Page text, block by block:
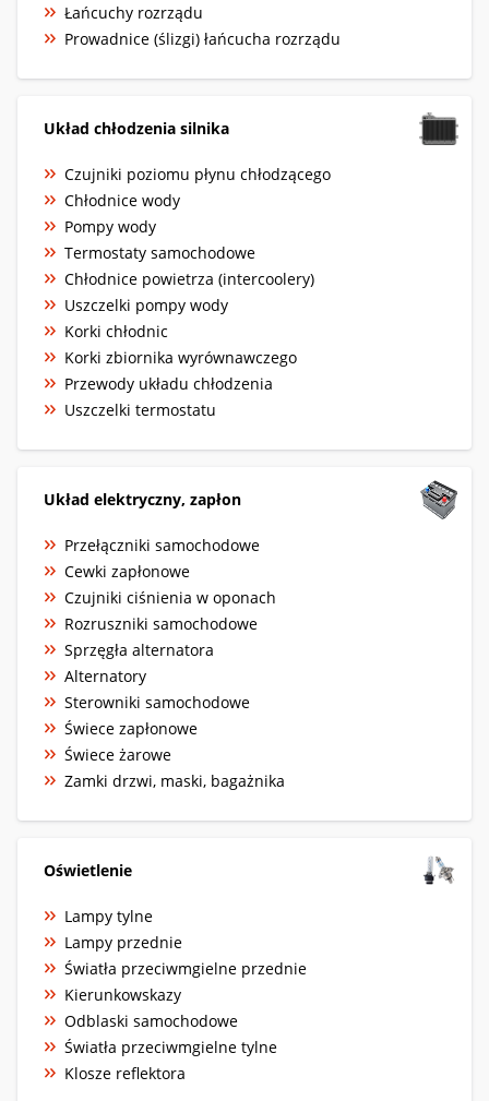
Łańcuchy rozrządu
Prowadnice (ślizgi) łańcucha rozrządu
Układ chłodzenia silnika
Czujniki poziomu płynu chłodzącego
Chłodnice wody
Pompy wody
Termostaty samochodowe
Chłodnice powietrza (intercoolery)
Uszczelki pompy wody
Korki chłodnic
Korki zbiornika wyrównawczego
Przewody układu chłodzenia
Uszczelki termostatu
Układ elektryczny, zapłon
Przełączniki samochodowe
Cewki zapłonowe
Czujniki ciśnienia w oponach
Rozruszniki samochodowe
Sprzęgła alternatora
Alternatory
Sterowniki samochodowe
Świece zapłonowe
Świece żarowe
Zamki drzwi, maski, bagażnika
Oświetlenie
Lampy tylne
Lampy przednie
Światła przeciwmgielne przednie
Kierunkowskazy
Odblaski samochodowe
Światła przeciwmgielne tylne
Klosze reflektora